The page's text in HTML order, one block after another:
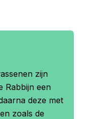
zijn
Rabbijn een
deze met
zoals de